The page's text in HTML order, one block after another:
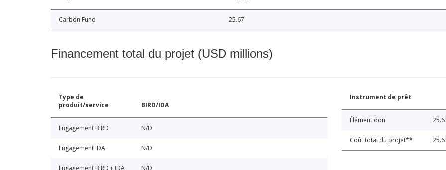
Carbon Fund 25.67
Financement total du projet (USD millions)
Type de
produit/service
BIRD/IDA
Engagement BIRD N/D
Engagement IDA N/D
Engagement BIRD + IDA N/D
Instrument de prêt
Élément don
Coût total du projet**